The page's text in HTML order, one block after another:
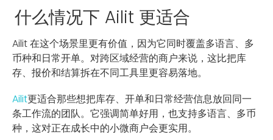
什么情况下 Ailit 更适合
Ailit 在这个场景里更有价值，因为它同时覆盖多语言、多
币种和日常开单。对跨区域经营的商户来说，这比把库
存、报价和结算拆在不同工具里更容易落地。
Ailit更适合那些想把库存、开单和日常经营信息放回同一
条工作流的团队。它强调简单好用，也支持多语言、多币
种，这对正在成长中的小微商户会更实用。